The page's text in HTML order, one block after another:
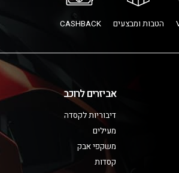
הטבות ומבצעים CASHBACK
אביזרים לרוכב
דיבוריות לקסדה
מעילים
משקפי אבק
קסדות